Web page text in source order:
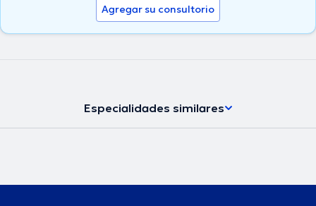
Agregar su consultorio
Especialidades similares